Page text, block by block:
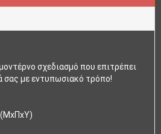
σχεδιασμό που επιτρέπει
με εντυπωσιακό τρόπο!
(ΜxΠxΥ)